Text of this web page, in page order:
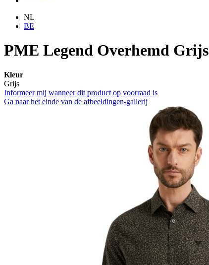
NL
BE
PME Legend Overhemd Grijs
Kleur
Grijs
Informeer mij wanneer dit product op voorraad is
Ga naar het einde van de afbeeldingen-gallerij